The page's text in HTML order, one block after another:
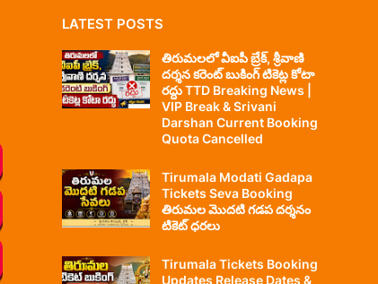
LATEST POSTS
తిరుమలలో వీఐపీ బ్రేక్, శ్రీవాణి
దర్శన కరెంట్ బుకింగ్ టికెట్ల కోటా
రద్దు TTD Breaking News |
VIP Break & Srivani
Darshan Current Booking
Quota Cancelled
Tirumala Modati Gadapa
Tickets Seva Booking
తిరుమల మొదటి గడప దర్శనం
టికెట్ ధరలు
Tirumala Tickets Booking
Updates Release Dates &